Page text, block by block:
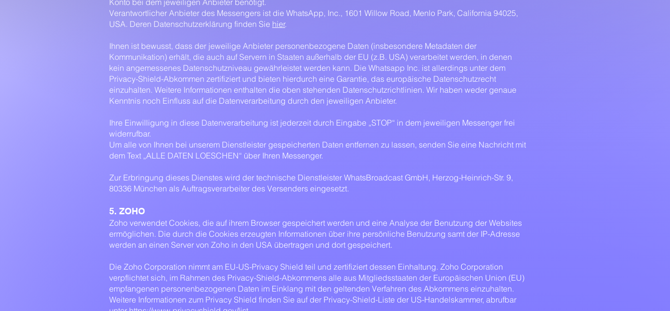
Konto bei dem jeweiligen Anbieter benötigt.
Verantwortlicher Anbieter des Messengers ist die WhatsApp, Inc., 1601 Willow Road, Menlo Park, California 94025,
USA. Deren Datenschutzerklärung finden Sie hier.
Ihnen ist bewusst, dass der jeweilige Anbieter personenbezogene Daten (insbesondere Metadaten der
Kommunikation) erhält, die auch auf Servern in Staaten außerhalb der EU (z.B. USA) verarbeitet werden, in denen
kein angemessenes Datenschutzniveau gewährleistet werden kann. Die Whatsapp Inc. ist allerdings unter dem
Privacy-Shield-Abkommen zertifiziert und bieten hierdurch eine Garantie, das europäische Datenschutzrecht
einzuhalten. Weitere Informationen enthalten die oben stehenden Datenschutzrichtlinien. Wir haben weder genaue
Kenntnis noch Einfluss auf die Datenverarbeitung durch den jeweiligen Anbieter.
Ihre Einwilligung in diese Datenverarbeitung ist jederzeit durch Eingabe „STOP“ in dem jeweiligen Messenger frei
widerrufbar.
Um alle von Ihnen bei unserem Dienstleister gespeicherten Daten entfernen zu lassen, senden Sie eine Nachricht mit
dem Text „ALLE DATEN LOESCHEN“ über Ihren Messenger.
Zur Erbringung dieses Dienstes wird der technische Dienstleister WhatsBroadcast GmbH, Herzog-Heinrich-Str. 9,
80336 München als Auftragsverarbeiter des Versenders eingesetzt.
5. ZOHO
Zoho verwendet Cookies, die auf ihrem Browser gespeichert werden und eine Analyse der Benutzung der Websites
ermöglichen. Die durch die Cookies erzeugten Informationen über ihre persönliche Benutzung samt der IP-Adresse
werden an einen Server von Zoho in den USA übertragen und dort gespeichert.
Die Zoho Corporation nimmt am EU-US-Privacy Shield teil und zertifiziert dessen Einhaltung. Zoho Corporation
verpflichtet sich, im Rahmen des Privacy-Shield-Abkommens alle aus Mitgliedsstaaten der Europäischen Union (EU)
empfangenen personenbezogenen Daten im Einklang mit den geltenden Verfahren des Abkommens einzuhalten.
Weitere Informationen zum Privacy Shield finden Sie auf der Privacy-Shield-Liste der US-Handelskammer, abrufbar